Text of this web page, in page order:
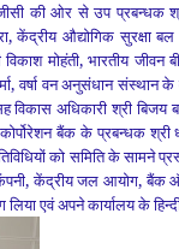
की ओर से उप प्रबन्धक
, केंद्रीय औद्योगिक सुरक्षा बल
मोहंती,भारतीयजीवन
,वर्षा वन अनुसंधान संस्थान के
विकास अधिकारी श्री बिजय
कोर्पोरेशन बैंक के प्रबन्धक श्री
को समिति के सामने
,केंद्रीय जल आयोग,बैंक
लिया एवं अपने कार्यालय के